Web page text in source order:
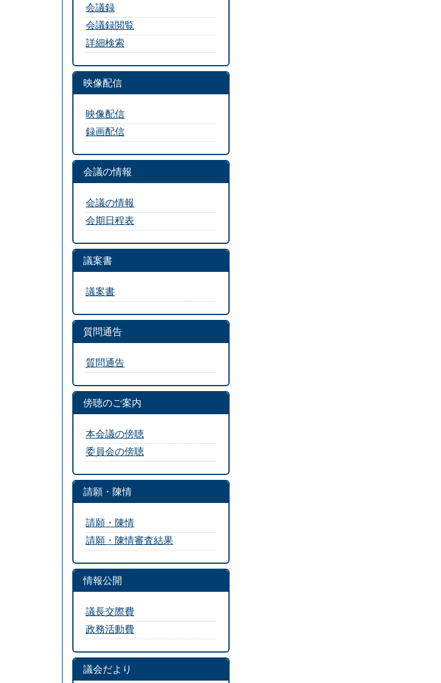
会議録
会議録閲覧
詳細検索
映像配信
映像配信
録画配信
会議の情報
会議の情報
会期日程表
議案書
議案書
質問通告
質問通告
傍聴のご案内
本会議の傍聴
委員会の傍聴
請願・陳情
請願・陳情
請願・陳情審査結果
情報公開
議長交際費
政務活動費
議会だより